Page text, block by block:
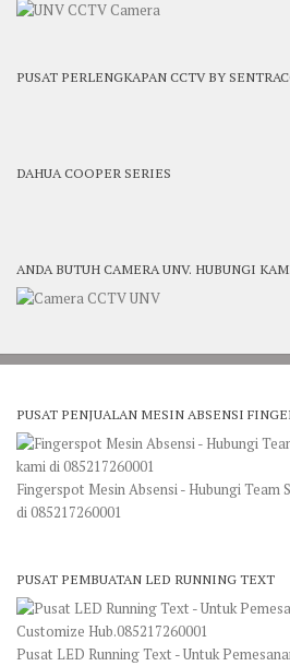
PUSAT PERLENGKAPAN CCTV BY
DAHUA COOPER SERIES
ANDA BUTUH CAMERA UNV. HUBUNGI
PUSAT PENJUALAN MESIN ABSENSI
Fingerspot Mesin Absensi - Hubungi Team
di 085217260001
PUSAT PEMBUATAN LED RUNNING TEXT
Pusat LED Running Text - Untuk